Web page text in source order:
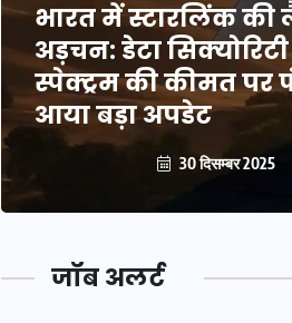
भारत में स्टारलिंक की
अड़चन: डेटा
स्पेक्ट्रम की कीमत पर
आया बड़ा अपडेट
30 दिसम्बर 2025
जॉब अलर्ट